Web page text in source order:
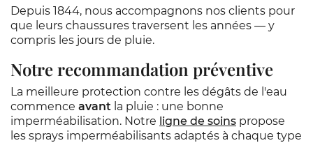
Depuis 1844, nous accompagnons nos clients pour
que leurs chaussures traversent les années — y
compris les jours de pluie.
Notre recommandation préventive
La meilleure protection contre les dégâts de l'eau
commence avant la pluie : une bonne
imperméabilisation. Notre ligne de soins propose
les sprays imperméabilisants adaptés à chaque type